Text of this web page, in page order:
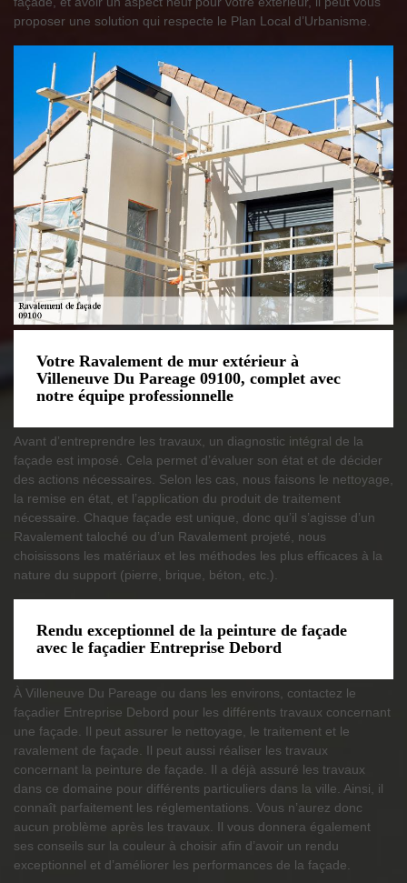
proposer une solution qui respecte le Plan Local d’Urbanisme.
Votre Ravalement de mur extérieur à
Villeneuve Du Pareage 09100, complet avec
notre équipe professionnelle
Avant d’entreprendre les travaux, un diagnostic intégral de la
façade est imposé. Cela permet d’évaluer son état et de décider
des actions nécessaires. Selon les cas, nous faisons le nettoyage,
la remise en état, et l’application du produit de traitement
nécessaire. Chaque façade est unique, donc qu’il s’agisse d’un
Ravalement taloché ou d’un Ravalement projeté, nous
choisissons les matériaux et les méthodes les plus efficaces à la
nature du support (pierre, brique, béton, etc.).
Rendu exceptionnel de la peinture de façade
avec le façadier Entreprise Debord
À Villeneuve Du Pareage ou dans les environs, contactez le
façadier Entreprise Debord pour les différents travaux concernant
une façade. Il peut assurer le nettoyage, le traitement et le
ravalement de façade. Il peut aussi réaliser les travaux
concernant la peinture de façade. Il a déjà assuré les travaux
dans ce domaine pour différents particuliers dans la ville. Ainsi, il
connaît parfaitement les réglementations. Vous n’aurez donc
aucun problème après les travaux. Il vous donnera également
ses conseils sur la couleur à choisir afin d’avoir un rendu
exceptionnel et d’améliorer les performances de la façade.